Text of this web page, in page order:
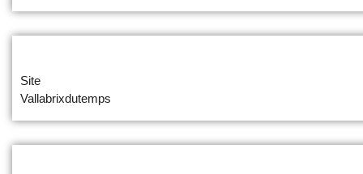
Site
Vallabrixdutemps